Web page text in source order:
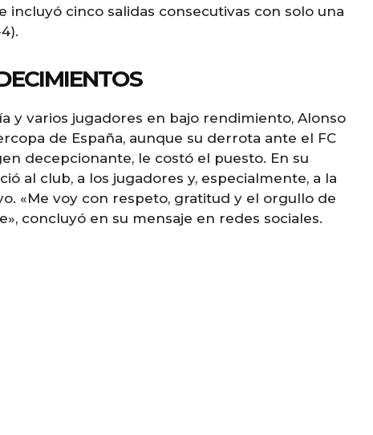
incluyó cinco salidas consecutivas con solo una
y varios jugadores en bajo rendimiento, Alonso
de España, aunque su derrota ante el FC
decepcionante, le costó el puesto. En su
al club, a los jugadores y, especialmente, a la
«Me voy con respeto, gratitud y el orgullo de
concluyó en su mensaje en redes sociales.